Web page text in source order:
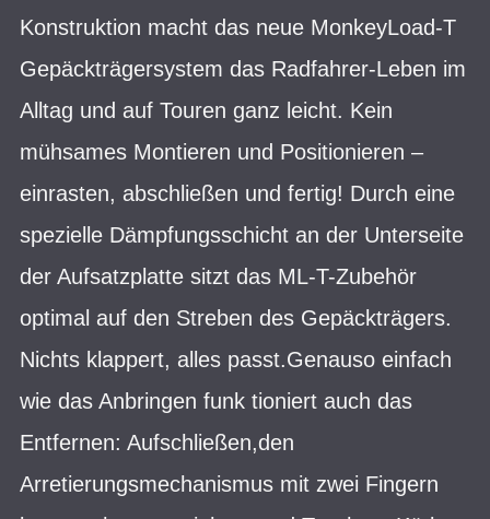
Konstruktion macht das neue MonkeyLoad-T
Gepäckträgersystem das Radfahrer-Leben im
Alltag und auf Touren ganz leicht. Kein
mühsames Montieren und Positionieren –
einrasten, abschließen und fertig! Durch eine
spezielle Dämpfungsschicht an der Unterseite
der Aufsatzplatte sitzt das ML-T-Zubehör
optimal auf den Streben des Gepäckträgers.
Nichts klappert, alles passt.Genauso einfach
wie das Anbringen funk tioniert auch das
Entfernen: Aufschließen,den
Arretierungsmechanismus mit zwei Fingern